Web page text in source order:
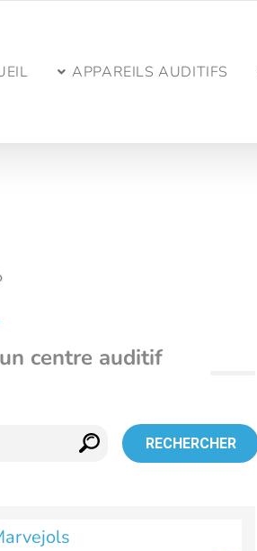
APPAREILS AUDITIFS
centre auditif
RECHERCHER